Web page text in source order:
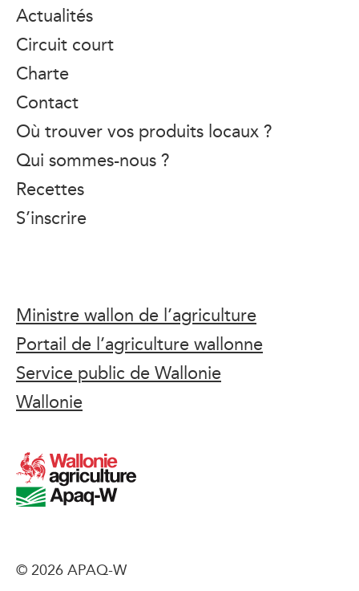
Actualités
Circuit court
Charte
Contact
Où trouver vos produits locaux ?
Qui sommes-nous ?
Recettes
S’inscrire
Ministre wallon de l’agriculture
Portail de l’agriculture wallonne
Service public de Wallonie
Wallonie
© 2026 APAQ-W